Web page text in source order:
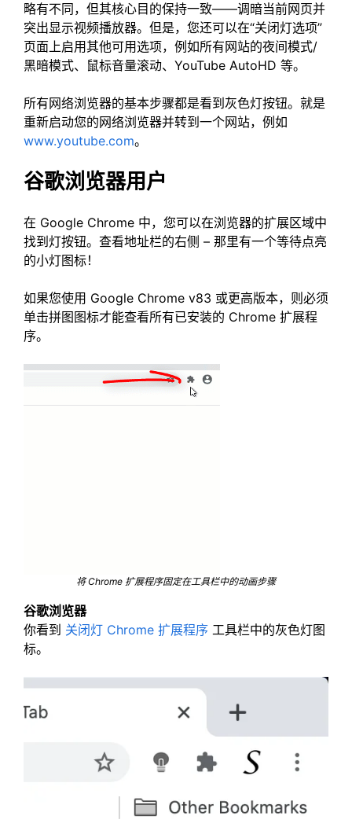
略有不同，但其核心目的保持一致——调暗当前网页并
突出显示视频播放器。但是，您还可以在“关闭灯选项”
页面上启用其他可用选项，例如所有网站的夜间模式/
黑暗模式、鼠标音量滚动、YouTube AutoHD 等。
所有网络浏览器的基本步骤都是看到灰色灯按钮。就是
重新启动您的网络浏览器并转到一个网站，例如
www.youtube.com。
谷歌浏览器用户
在 Google Chrome 中，您可以在浏览器的扩展区域中
找到灯按钮。查看地址栏的右侧 – 那里有一个等待点亮
的小灯图标！
如果您使用 Google Chrome v83 或更高版本，则必须
单击拼图图标才能查看所有已安装的 Chrome 扩展程
序。
将 Chrome 扩展程序固定在工具栏中的动画步骤
谷歌浏览器
你看到 关闭灯 Chrome 扩展程序 工具栏中的灰色灯图
标。